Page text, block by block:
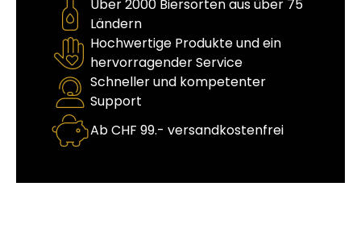
Über 2000 Biersorten aus über 75
Ländern
Hochwertige Produkte und ein
hervorragender Service
Schneller und kompetenter
Support
Ab CHF 99.- versandkostenfrei